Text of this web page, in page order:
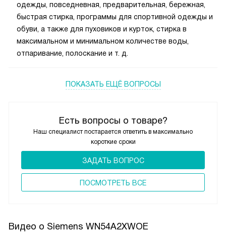
Есть вопросы о товаре?
Наш специалист постарается ответить в максимально
короткие сроки
ЗАДАТЬ ВОПРОС
ПОCМОТРЕТЬ ВСЕ
одежды, повседневная, предварительная, бережная,
быстрая стирка, программы для спортивной одежды и
обуви, а также для пуховиков и курток, стирка в
максимальном и минимальном количестве воды,
отпаривание, полоскание и т. д.
ПОКАЗАТЬ ЕЩЁ ВОПРОСЫ
Видео о Siemens WN54A2XWOE